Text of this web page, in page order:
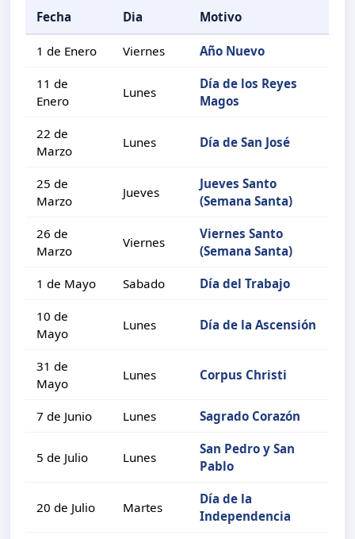
Fecha Dia Motivo
1 de Enero Viernes Año Nuevo
11 de
Enero
Lunes
Día de los Reyes
Magos
22 de
Marzo
Lunes Día de San José
25 de
Marzo
Jueves
Jueves Santo
(Semana Santa)
26 de
Marzo
Viernes
Viernes Santo
(Semana Santa)
1 de Mayo Sabado Día del Trabajo
10 de
Mayo
Lunes Día de la Ascensión
31 de
Mayo
Lunes Corpus Christi
7 de Junio Lunes Sagrado Corazón
5 de Julio Lunes
San Pedro y San
Pablo
20 de Julio Martes
Día de la
Independencia